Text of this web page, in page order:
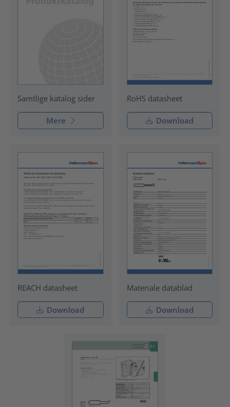
Samtlige katalog sider
Mere
RoHS datasheet
Download
REACH datasheet
Download
Materiale datablad
Download